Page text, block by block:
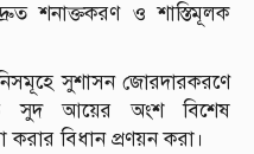
শনাক্তকরণ ও শাস্তিমূলক
সুশাসন জোরদারকরণে
সুদ আয়ের অংশ বিশেষ
করার বিধান প্রণয়ন করা।